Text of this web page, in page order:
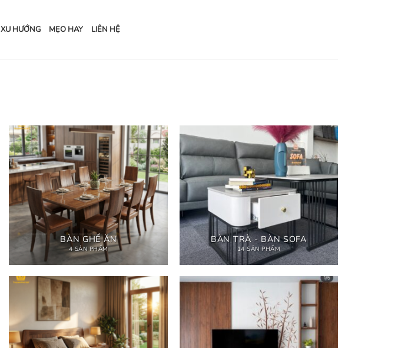
XU HƯỚNG MẸO HAY LIÊN HỆ
BÀN GHẾ ĂN
4 SẢN PHẨM
BÀN TRÀ - BÀN SOFA
14 SẢN PHẨM